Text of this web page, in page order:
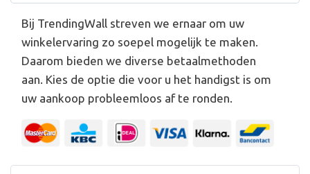
Bij TrendingWall streven we ernaar om uw
winkelervaring zo soepel mogelijk te maken.
Daarom bieden we diverse betaalmethoden
aan. Kies de optie die voor u het handigst is om
uw aankoop probleemloos af te ronden.